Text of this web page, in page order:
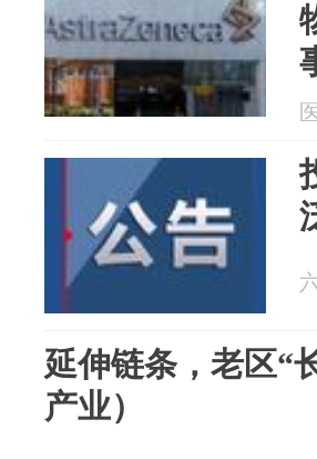
延伸链条，老区“
产业）